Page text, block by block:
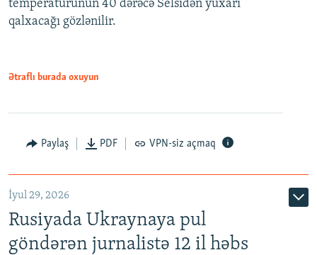
temperaturunun 40 dərəcə Selsidən yuxarı
qalxacağı gözlənilir.
Ətraflı burada oxuyun
Paylaş PDF VPN-siz açmaq
İyul 29, 2026
Rusiyada Ukraynaya pul
göndərən jurnalistə 12 il həbs